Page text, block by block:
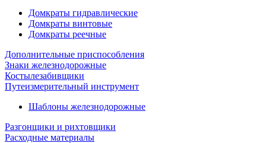
Домкраты гидравлические
Домкраты винтовые
Домкраты реечные
Дополнительные приспособления
Знаки железнодорожные
Костылезабивщики
Путеизмерительный инструмент
Шаблоны железнодорожные
Разгонщики и рихтовщики
Расходные материалы